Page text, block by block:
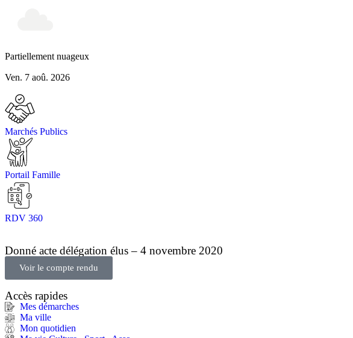
Partiellement nuageux
Ven. 7 aoû. 2026
Marchés Publics
Portail Famille
RDV 360
Donné acte délégation élus – 4 novembre 2020
Voir le compte rendu
Accès rapides
Mes démarches
Ma ville
Mon quotidien